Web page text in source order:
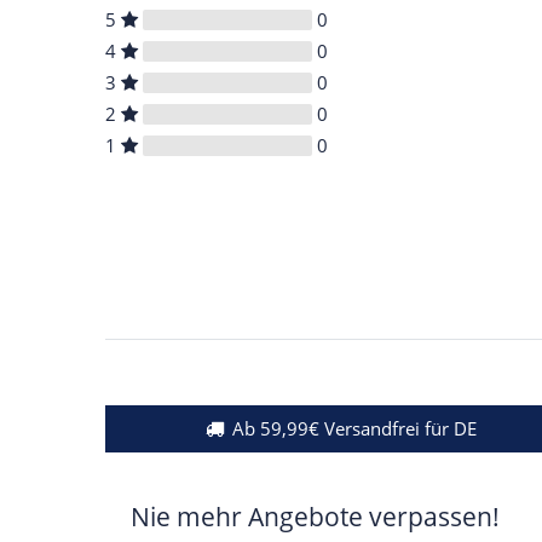
5
0
4
0
3
0
2
0
1
0
Ab 59,99€ Versandfrei für DE
Nie mehr Angebote verpassen!